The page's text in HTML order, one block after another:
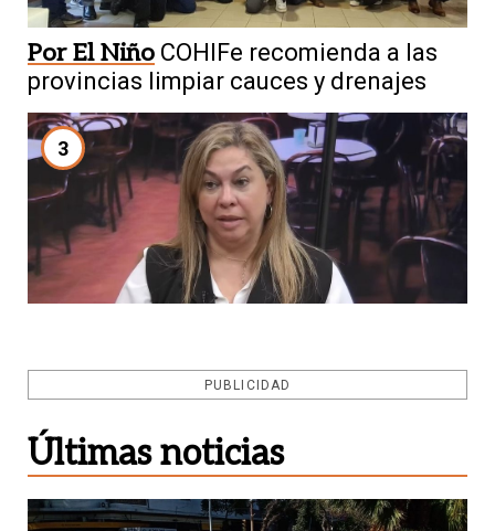
Por El Niño COHIFe recomienda a las
provincias limpiar cauces y drenajes
3
Carrizo: "Un candidato no
4
PUBLICIDAD
Últimas noticias